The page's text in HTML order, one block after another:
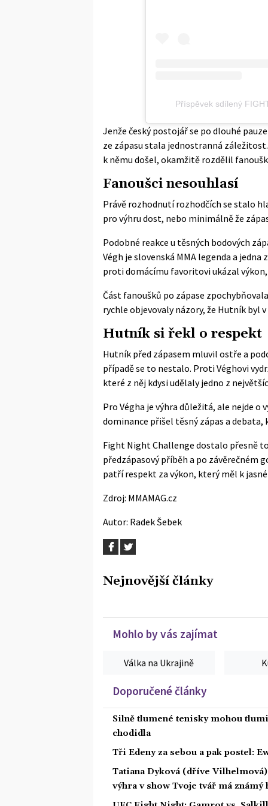
Příspěvek sdílený
Jenže český postojář se po dlouhé
ze zápasu stala jednostranná
k němu došel, okamžitě rozdělil
Fanoušci nesouhlasí
Právě rozhodnutí rozhodčích se stalo
pro výhru dost, nebo minimálně že
Podobné reakce u těsných bodových
Végh je slovenská MMA legenda a
proti domácímu favoritovi ukázal
Část fanoušků po zápase
rychle objevovaly názory, že Hutník byl
Hutník si řekl o respekt
Hutník před zápasem mluvil ostře a
případě se to nestalo. Proti Véghovi
které z něj kdysi udělaly jedno z
Pro Végha je výhra důležitá, ale nejde
dominance přišel těsný zápas a
Fight Night Challenge dostalo přesně
předzápasový příběh a po závěrečném
patří respekt za výkon, který měl k
Zdroj: MMAMAG.cz
Autor: Radek Šebek
Nejnovější články
Mohlo by vás zajímat
Válka na Ukrajině
Doporučené články
Silně tlumené tenisky mohou
chodidla
Tři Edeny za sebou a pak postel:
Tatiana Dyková (dříve
výhra v show Tvoje tvář má známý